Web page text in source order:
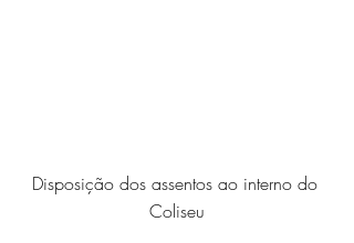
Disposição dos assentos ao interno do
Coliseu